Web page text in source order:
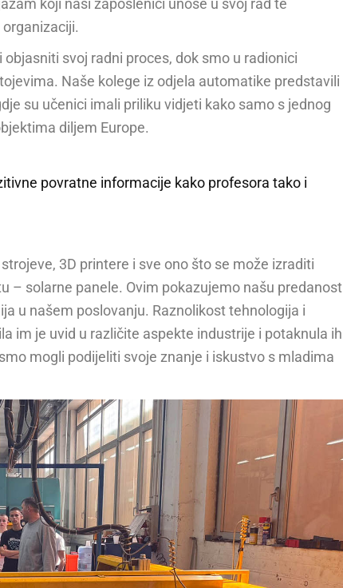
koji naši zaposlenici unose u svoj rad te
svoj radni proces, dok smo u radionici
Naše kolege iz odjela automatike predstavili
su učenici imali priliku vidjeti kako samo s jednog
diljem Europe.
povratne informacije kako profesora tako i
3D printere i sve ono što se može izraditi
– solarne panele. Ovim pokazujemo našu predanost
u našem poslovanju. Raznolikost tehnologija i
im je uvid u različite aspekte industrije i potaknula ih
mogli podijeliti svoje znanje i iskustvo s mladima